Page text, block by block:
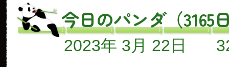
今日のパンダ（3165
2023年 3月 22日